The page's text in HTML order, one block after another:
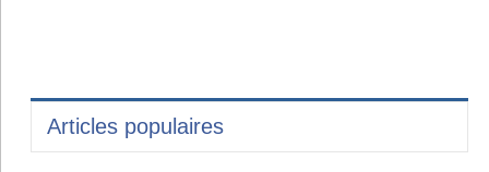
Articles populaires